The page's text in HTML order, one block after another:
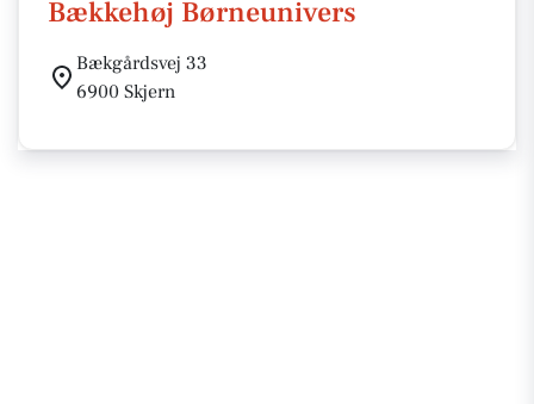
Bækkehøj Børneunivers
Bækgårdsvej 33
6900 Skjern